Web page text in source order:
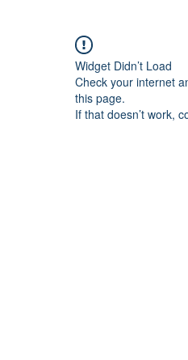
Widget Didn’t Load
Check your internet
this page.
If that doesn’t work,